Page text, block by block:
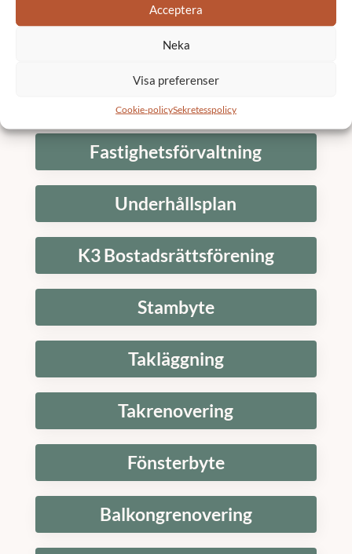
Acceptera
Neka
Visa preferenser
Cookie-policySekretesspolicy
Tjänster
Fastighetsförvaltning
Underhållsplan
K3 Bostadsrättsförening
Stambyte
Takläggning
Takrenovering
Fönsterbyte
Balkongrenovering